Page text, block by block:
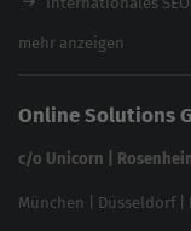
Website SEO Check
feed2content.ai
eCommerce SEO
In ChatGPT
Linkbuilding 2025
Local SEO
mehr anzeigen
Online Solutions
c/o Unicorn |
München Düsseldorf|